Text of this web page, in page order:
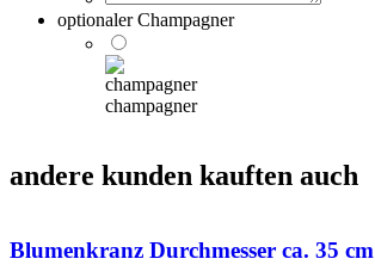
optionaler Champagner
champagner
andere kunden kauften auch
Blumenkranz Durchmesser ca. 35 cm